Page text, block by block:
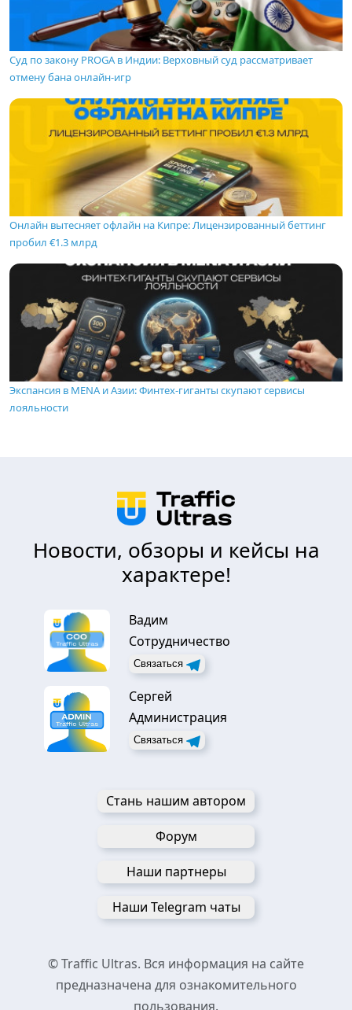
Суд по закону PROGA в Индии: Верховный суд рассматривает
отмену бана онлайн-игр
Онлайн вытесняет офлайн на Кипре: Лицензированный беттинг
пробил €1.3 млрд
Экспансия в MENA и Азии: Финтех-гиганты скупают сервисы
лояльности
Новости, обзоры и кейсы на
характере!
Вадим
Сотрудничество
Связаться
Сергей
Администрация
Связаться
Стань нашим автором
Форум
Наши партнеры
Наши Telegram чаты
© Traffic Ultras. Вся информация на сайте
предназначена для ознакомительного
пользования.